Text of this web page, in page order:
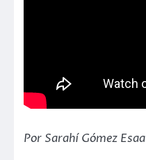
Por Sarahí Gómez Esaa